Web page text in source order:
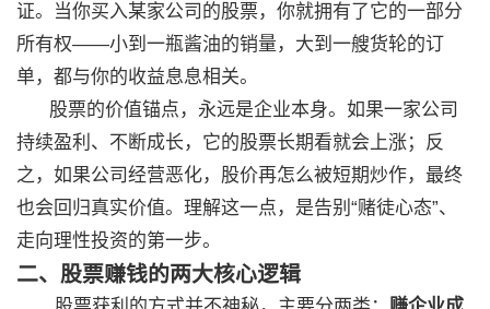
证。当你买入某家公司的股票，你就拥有了它的一部分
所有权——小到一瓶酱油的销量，大到一艘货轮的订
单，都与你的收益息息相关。
股票的价值锚点，永远是企业本身。如果一家公司
持续盈利、不断成长，它的股票长期看就会上涨；反
之，如果公司经营恶化，股价再怎么被短期炒作，最终
也会回归真实价值。理解这一点，是告别“赌徒心态”、
走向理性投资的第一步。
二、股票赚钱的两大核心逻辑